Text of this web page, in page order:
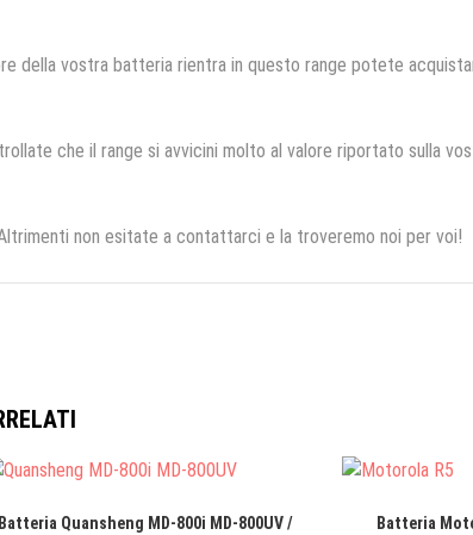
della vostra batteria rientra in questo range potete
che il range si avvicini molto al valore riportato sulla
non esitate a contattarci e la troveremo noi per voi!
Batteria Quansheng MD-800i MD-800UV /
Batteria